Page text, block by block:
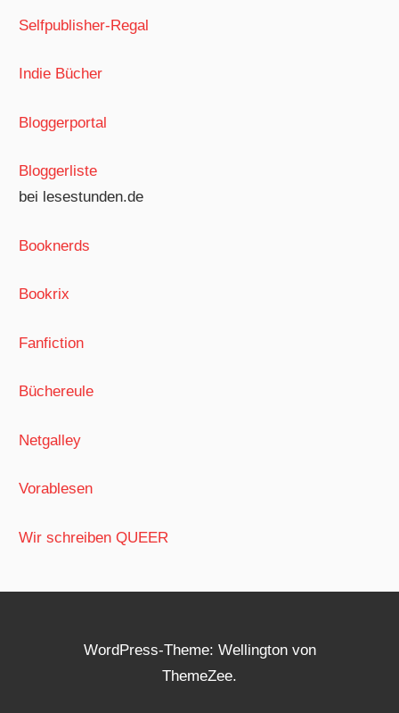
Selfpublisher-Regal
Indie Bücher
Bloggerportal
Bloggerliste
bei lesestunden.de
Booknerds
Bookrix
Fanfiction
Büchereule
Netgalley
Vorablesen
Wir schreiben QUEER
WordPress-Theme: Wellington von
ThemeZee.